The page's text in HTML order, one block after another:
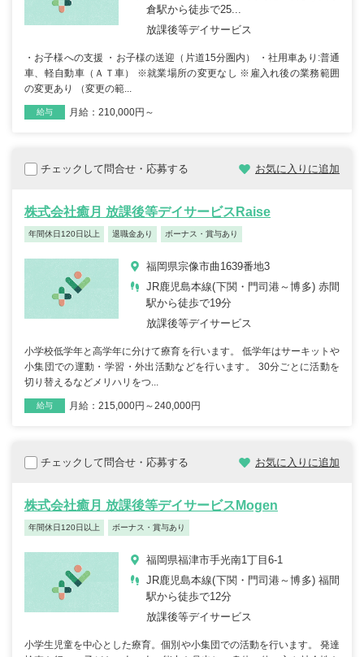
倉駅から徒歩で25...
放課後等デイサービス
・お子様への支援 ・お子様の送迎（片道15分圏内） ・社用車あり:普通
車、軽自動車（ＡＴ車） ※就業場所の変更なし ※雇入れ後の業務範囲
の変更あり （変更の範...
職種
雇用形態
給与 月給：210,000円～
チェックして問合せ・応募する お気に入りに追加
株式会社癒月 放課後等デイサービスRaise
年間休日120日以上 退職金あり ボーナス・賞与あり
福岡県宗像市曲1639番地3
JR鹿児島本線(下関・門司港～博多) 赤間
駅から徒歩で19分
放課後等デイサービス
小学校低学年と高学年に分けて療育を行います。 低学年はサーキットや
小集団での運動・学習・外出活動などを行います。 30分ごとに活動を
切り替えるなどメリハリをつ...
職種
雇用形態
給与 月給：215,000円～240,000円
チェックして問合せ・応募する お気に入りに追加
株式会社癒月 放課後等デイサービスMogen
年間休日120日以上 ボーナス・賞与あり
福岡県福津市手光南1丁目6-1
JR鹿児島本線(下関・門司港～博多) 福間
駅から徒歩で12分
放課後等デイサービス
小学生児童を中心とした療育。個別や小集団での活動を行います。 発達